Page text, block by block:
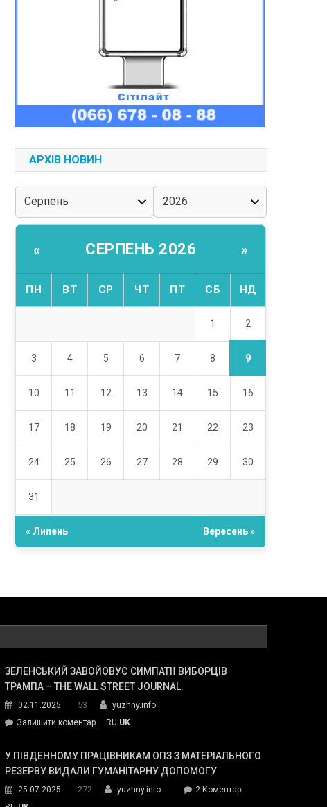
АРХІВ НОВИН
« СЕРПЕНЬ 2026 »
ПН ВТ СР ЧТ ПТ СБ НД
1 2
3 4 5 6 7 8 9
10 11 12 13 14 15 16
17 18 19 20 21 22 23
24 25 26 27 28 29 30
31
« Липень Вересень »
ЗЕЛЕНСЬКИЙ ЗАВОЙОВУЄ СИМПАТІЇ ВИБОРЦІВ
ТРАМПА – THE WALL STREET JOURNAL.
02.11.2025 53
yuzhny.info
Залишити коментарon
завойовує
симпатії
Трампа
RU UK
У ПІВДЕННОМУ ПРАЦІВНИКАМ ОПЗ З МАТЕРІАЛЬНОГО
РЕЗЕРВУ ВИДАЛИ ГУМАНІТАРНУ ДОПОМОГУ
25.07.2025 272 yuzhny.info 2 Коментарідо